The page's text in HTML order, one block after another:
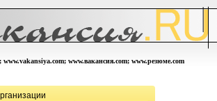
www.вакансия.com; www.резюме.com